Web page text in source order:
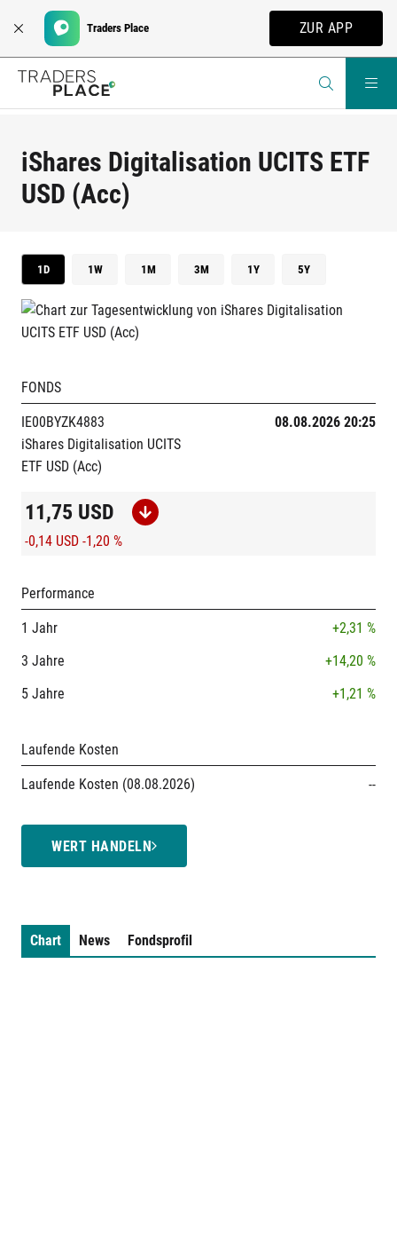
Traders Place ZUR APP
iShares Digitalisation UCITS ETF
USD (Acc)
1D 1W 1M 3M 1Y 5Y
FONDS
IE00BYZK4883
iShares Digitalisation UCITS
ETF USD (Acc)
08.08.2026 20:25
11,75 USD
-0,14 USD -1,20 %
Performance
1 Jahr
+2,31 %
3 Jahre
+14,20 %
5 Jahre
+1,21 %
Laufende Kosten
Laufende Kosten (08.08.2026) --
WERT HANDELN
Chart News Fondsprofil